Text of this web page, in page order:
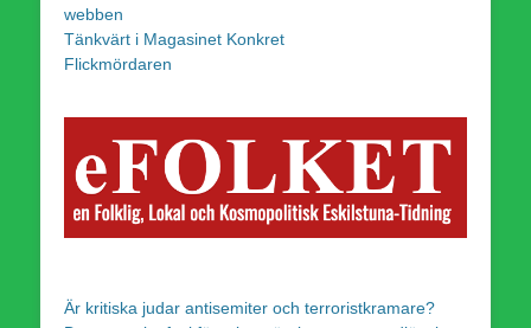
webben
Tänkvärt i Magasinet Konkret
Flickmördaren
Är kritiska judar antisemiter och terroristkramare?